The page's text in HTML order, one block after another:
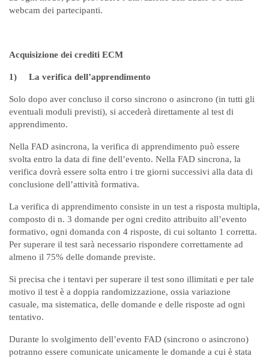
webcam dei partecipanti.
Acquisizione dei crediti ECM
1) La verifica dell’apprendimento
Solo dopo aver concluso il corso sincrono o asincrono (in tutti gli
eventuali moduli previsti), si accederà direttamente al test di
apprendimento.
Nella FAD asincrona, la verifica di apprendimento può essere
svolta entro la data di fine dell’evento. Nella FAD sincrona, la
verifica dovrà essere solta entro i tre giorni successivi alla data di
conclusione dell’attività formativa.
La verifica di apprendimento consiste in un test a risposta multipla,
composto di n. 3 domande per ogni credito attribuito all’evento
formativo, ogni domanda con 4 risposte, di cui soltanto 1 corretta.
Per superare il test sarà necessario rispondere correttamente ad
almeno il 75% delle domande previste.
Si precisa che i tentavi per superare il test sono illimitati e per tale
motivo il test è a doppia randomizzazione, ossia variazione
casuale, ma sistematica, delle domande e delle risposte ad ogni
tentativo.
Durante lo svolgimento dell’evento FAD (sincrono o asincrono)
potranno essere comunicate unicamente le domande a cui è stata